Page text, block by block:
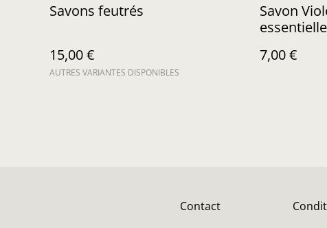
Savons feutrés
15,00 €
AUTRES VARIANTES DISPONIBLES
Savon
7,00 €
Contact